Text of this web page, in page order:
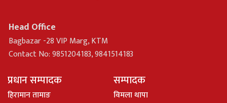
Head Office
Bagbazar -28 VIP Marg, KTM
Contact No: 9851204183, 9841514183
प्रधान सम्पादक
हिरामान तामाङ
सम्पादक
विमला थापा